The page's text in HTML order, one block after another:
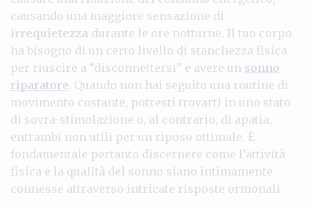
causando una maggiore sensazione di
irrequietezza durante le ore notturne. Il tuo corpo
ha bisogno di un certo livello di stanchezza fisica
per riuscire a “disconnettersi” e avere un sonno
riparatore. Quando non hai seguito una routine di
movimento costante, potresti trovarti in uno stato
di sovra-stimolazione o, al contrario, di apatia,
entrambi non utili per un riposo ottimale. È
fondamentale pertanto discernere come l’attività
fisica e la qualità del sonno siano intimamente
connesse attraverso intricate risposte ormonali.